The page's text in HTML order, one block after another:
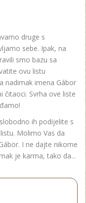
druge s
sebe. Ipak, na
smo bazu sa
ovu listu
nadimak imena Gábor
čitaoci. Svrha ove liste
ih podijelite s
Molimo Vas da
I ne dajte nikome
je karma, tako da...